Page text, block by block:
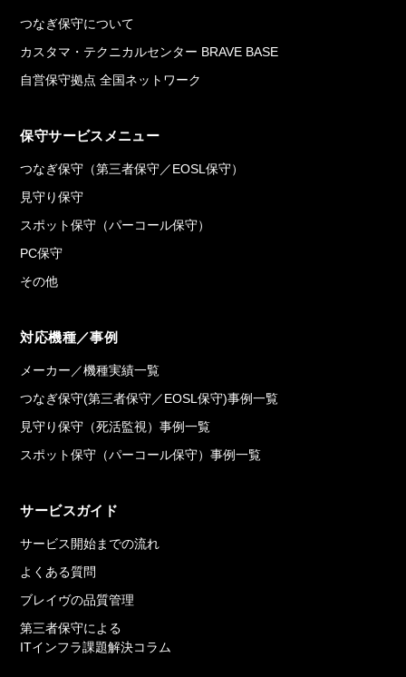
つなぎ保守について
カスタマ・テクニカルセンター BRAVE BASE
自営保守拠点 全国ネットワーク
保守サービスメニュー
つなぎ保守（第三者保守／EOSL保守）
見守り保守
スポット保守（パーコール保守）
PC保守
その他
対応機種／事例
メーカー／機種実績一覧
つなぎ保守(第三者保守／EOSL保守)事例一覧
見守り保守（死活監視）事例一覧
スポット保守（パーコール保守）事例一覧
サービスガイド
サービス開始までの流れ
よくある質問
ブレイヴの品質管理
第三者保守による
ITインフラ課題解決コラム